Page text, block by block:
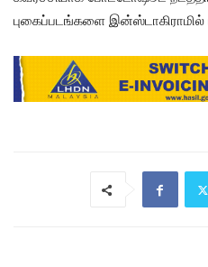
புகைப்படங்களை இன்ஸ்டாகிராமில்